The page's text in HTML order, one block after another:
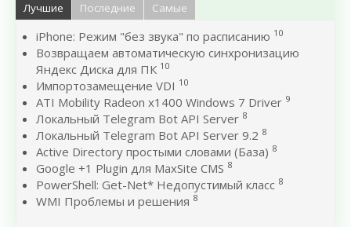
Лучшие Последние Самые
iPhone: Режим "без звука" по расписанию 10
Возвращаем автоматическую синхронизацию
Яндекс Диска для ПК 10
Импортозамещение VDI 10
ATI Mobility Radeon x1400 Windows 7 Driver 9
Локальный Telegram Bot API Server 8
Локальный Telegram Bot API Server 9.2 8
Active Directory простыми словами (База) 8
Google +1 Plugin для MaxSite CMS 8
PowerShell: Get-Net* Недопустимый класс 8
WMI Проблемы и решения 8